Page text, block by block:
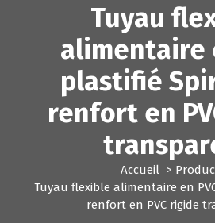
Tuyau
alimentaire
plastifié
renfort en
Accueil>
Tuyau flexible alimentaire en
renfort en PVC rigide